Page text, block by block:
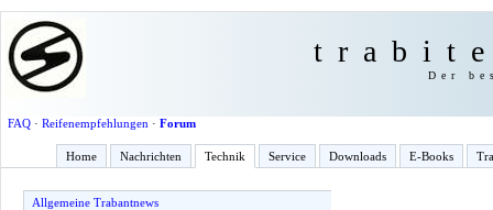
Der
FAQ· Reifenempfehlungen · Forum
Home Nachrichten Technik Service Downloads E-Books
Allgemeine Trabantnews